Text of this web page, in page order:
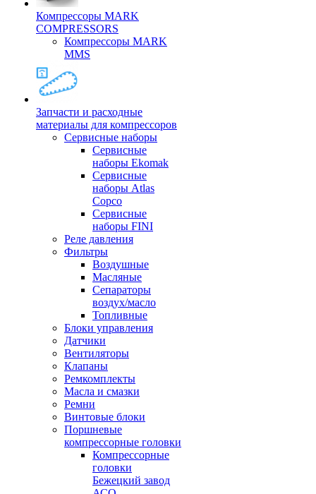
Компрессоры MARK
COMPRESSORS
Компрессоры MARK
MMS
Запчасти и расходные
материалы для компрессоров
Cервисные наборы
Сервисные
наборы Ekomak
Cервисные
наборы Atlas
Copco
Сервисные
наборы FINI
Реле давления
Фильтры
Воздушные
Масляные
Сепараторы
воздух/масло
Топливные
Блоки управления
Датчики
Вентиляторы
Клапаны
Ремкомплекты
Масла и смазки
Ремни
Винтовые блоки
Поршневые
компрессорные головки
Компрессорные
головки
Бежецкий завод